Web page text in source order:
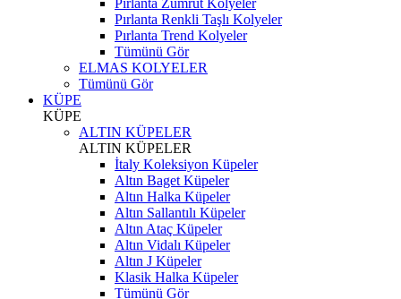
Pırlanta Zümrüt Kolyeler
Pırlanta Renkli Taşlı Kolyeler
Pırlanta Trend Kolyeler
Tümünü Gör
ELMAS KOLYELER
Tümünü Gör
KÜPE
KÜPE
ALTIN KÜPELER
ALTIN KÜPELER
İtaly Koleksiyon Küpeler
Altın Baget Küpeler
Altın Halka Küpeler
Altın Sallantılı Küpeler
Altın Ataç Küpeler
Altın Vidalı Küpeler
Altın J Küpeler
Klasik Halka Küpeler
Tümünü Gör